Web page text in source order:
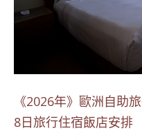
《2026年》歐洲自助
8日旅行住宿飯店安排